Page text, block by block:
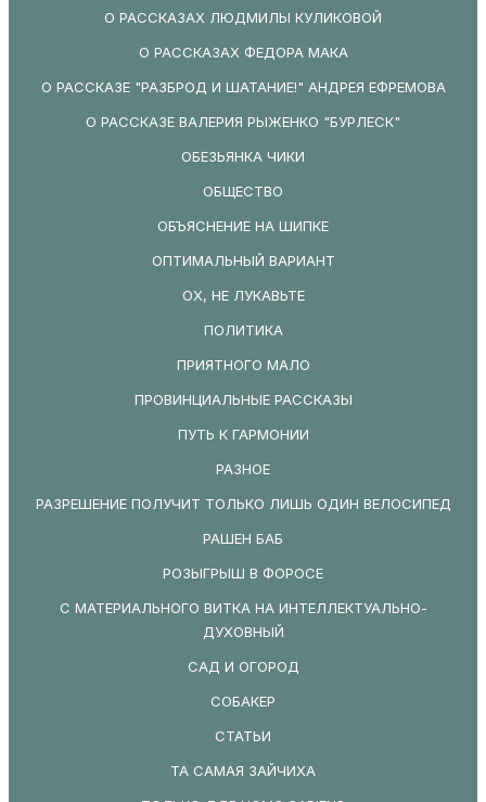
О РАССКАЗАХ ЛЮДМИЛЫ КУЛИКОВОЙ
О РАССКАЗАХ ФЕДОРА МАКА
О РАССКАЗЕ "РАЗБРОД И ШАТАНИЕ!" АНДРЕЯ ЕФРЕМОВА
О РАССКАЗЕ ВАЛЕРИЯ РЫЖЕНКО "БУРЛЕСК"
ОБЕЗЬЯНКА ЧИКИ
ОБЩЕСТВО
ОБЪЯСНЕНИЕ НА ШИПКЕ
ОПТИМАЛЬНЫЙ ВАРИАНТ
ОХ, НЕ ЛУКАВЬТЕ
ПОЛИТИКА
ПРИЯТНОГО МАЛО
ПРОВИНЦИАЛЬНЫЕ РАССКАЗЫ
ПУТЬ К ГАРМОНИИ
РАЗНОЕ
РАЗРЕШЕНИЕ ПОЛУЧИТ ТОЛЬКО ЛИШЬ ОДИН ВЕЛОСИПЕД
РАШЕН БАБ
РОЗЫГРЫШ В ФОРОСЕ
С МАТЕРИАЛЬНОГО ВИТКА НА ИНТЕЛЛЕКТУАЛЬНО-
ДУХОВНЫЙ
САД И ОГОРОД
СОБАКЕР
СТАТЬИ
ТА САМАЯ ЗАЙЧИХА